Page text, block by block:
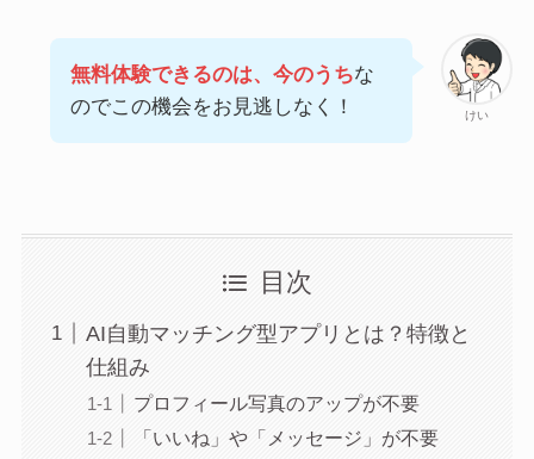
けい
無料体験できるのは、今のうちな
のでこの機会をお見逃しなく！
目次
AI自動マッチング型アプリとは？特徴と
仕組み
プロフィール写真のアップが不要
「いいね」や「メッセージ」が不要